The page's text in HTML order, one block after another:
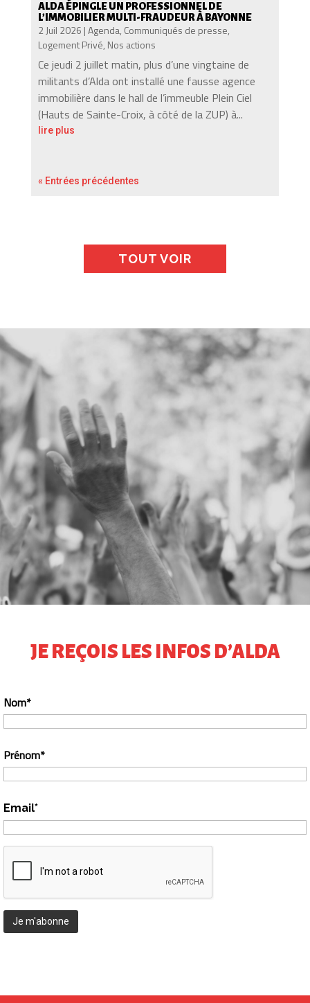
ALDA ÉPINGLE UN PROFESSIONNEL DE
L’IMMOBILIER MULTI-FRAUDEUR À BAYONNE
2 Juil 2026 |Agenda, Communiqués de presse,
Logement Privé, Nos actions
Ce jeudi 2 juillet matin, plus d’une vingtaine de
militants d’Alda ont installé une fausse agence
immobilière dans le hall de l’immeuble Plein Ciel
(Hauts de Sainte-Croix, à côté de la ZUP) à...
lire plus
« Entrées précédentes
TOUT VOIR
JE REÇOIS LES INFOS D’ALDA
Nom*
Prénom*
Email*